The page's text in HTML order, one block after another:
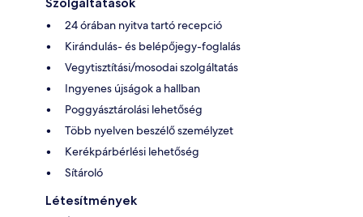
24 órában nyitva tartó recepció
Kirándulás- és belépőjegy-foglalás
Vegytisztítási/mosodai szolgáltatás
Ingyenes újságok a hallban
Poggyásztárolási lehetőség
Több nyelven beszélő személyzet
Kerékpárbérlési lehetőség
Sítároló
Létesítmények